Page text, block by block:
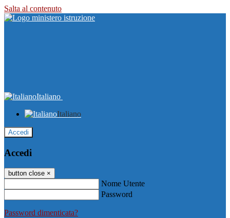
Salta al contenuto
Italiano
Italiano
Accedi
Accedi
button close ×
Nome Utente
Password
Password dimenticata?